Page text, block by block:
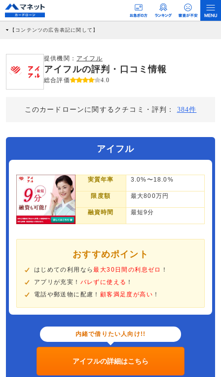
【コンテンツの広告表記に関して】
社に対して企業から紹介報酬が支払われるという収益モデルです。 ただし、特定の
商品を根拠なくPRするものではなく、当編集部の調査／ユーザーへの口コミ収集な
どに基づき、公平性を担保した情報提供を行っています。
>提携企業一覧
提供機関： アイフル
アイフルの評判・口コミ情報
総合評価 4.0
このカードローンに関するクチコミ・評判： 384件
アイフル
実質年率 3.0%〜18.0%
限度額 最大800万円
融資時間 最短9分
おすすめポイント
はじめての利用なら最大30日間の利息ゼロ
！
アプリが充実！ バレずに使える ！
電話や郵送物に配慮！ 顧客満足度が高い ！
内緒で借りたい人向け!!
アイフルの詳細はこちら